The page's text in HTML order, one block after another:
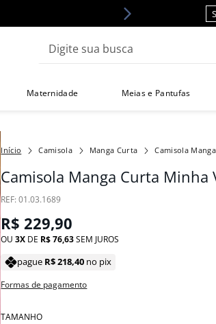
Maternidade Meias e Pantufas
Camisola Manga Curta Camisola
Camisola Manga Curta Minha
:01.03.1689
R$ 229,90
OU3 DE R$76,63SEM JUROS
pague R$218,40 no pix
Formas de pagamento
TAMANHO